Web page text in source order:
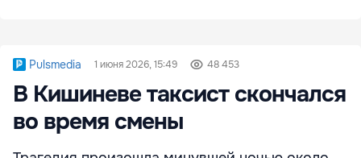
Pulsmedia 1 июня 2026, 15:49 48 453
В Кишиневе таксист скончался
во время смены